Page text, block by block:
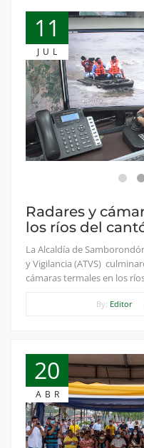
11
JUL
Radares y
los ríos del
La Alcaldía de
y Vigilancia (ATVS)
cámaras termales en los
By: Editor
20
ABR